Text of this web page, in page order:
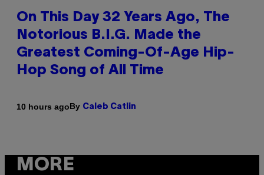
On This Day 32 Years Ago, The
Notorious B.I.G. Made the
Greatest Coming-Of-Age Hip-
Hop Song of All Time
10 hours agoBy Caleb Catlin
MORE